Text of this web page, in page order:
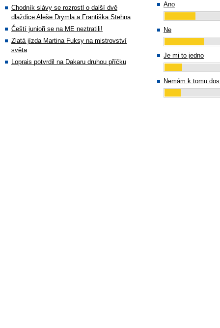
Chodník slávy se rozrostl o další dvě
dlaždice Aleše Drymla a Františka Stehna
Čeští junioři se na ME neztratili!
Zlatá jízda Martina Fuksy na mistrovství
světa
Loprais potvrdil na Dakaru druhou příčku
Ano
Ne
Je mi to jedno
Nemám k tomu